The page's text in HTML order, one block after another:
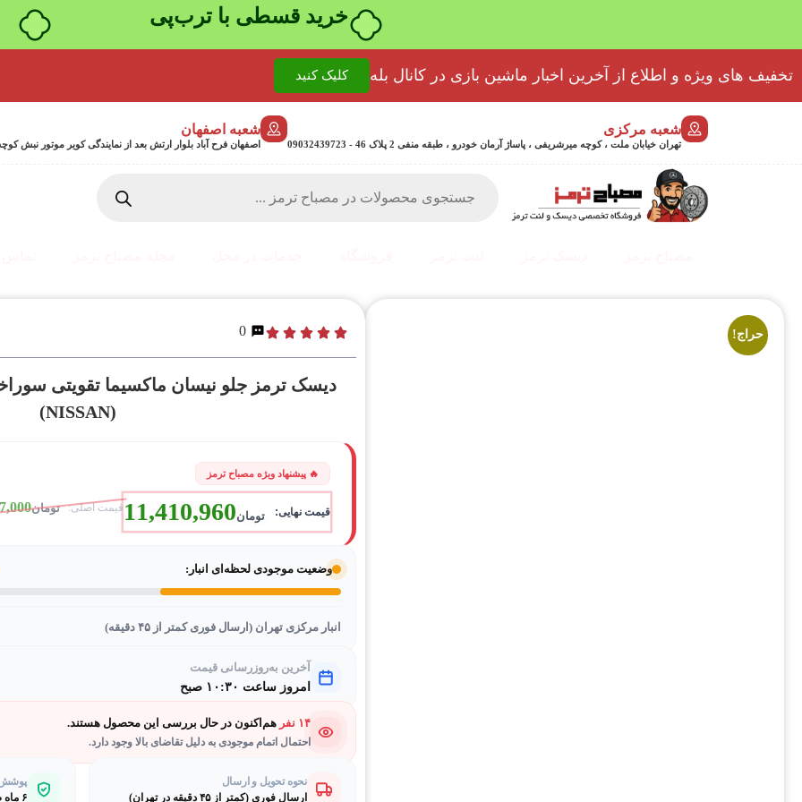
۴ قسط، بدون کارمزد
تخفیف های ویژه و اطلاع از آخرین اخبار ماشین بازی در کانال بله کلیک کنید
شعبه مرکزی
تهران خیابان ملت ، کوچه میرشریفی ، پاساژ آرمان خودرو ، طبقه منفی 2 پلاک 46 - 09032439723
شعبه اصفهان
اصفهان فرح آباد بلوار ارتش بعد از نمایندگی کویر موتور نبش کوچه جمشیدی 24 پلاک
حراج! 0
دیسک ترمز جلو نیسان ماکسیما تقویتی
(NISSAN)
تومان
تومان11,410,960
وضعیت موجودی لحظه‌ای انبار:
انبار مرکزی تهران (ارسال فوری کمتر از ۴۵ دقیقه)
آخرین به‌روزرسانی قیمت
امروز ساعت ۱۰:۳۰ صبح
۱۴ نفر هم‌اکنون در حال بررسی این محصول هستند.
احتمال اتمام موجودی به دلیل تقاضای بالا وجود دارد.
نحوه تحویل و ارسال
ارسال فوری (کمتر از ۴۵ دقیقه در تهران)
پوشش
۶ ماه ضمانت طلایی بی‌قیدوشرط مصباح